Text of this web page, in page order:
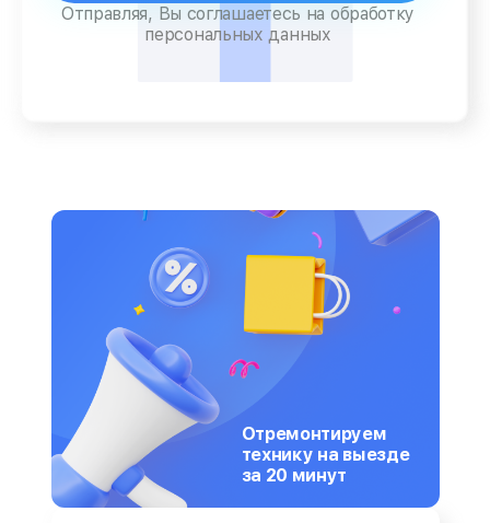
Отправляя, Вы соглашаетесь на обработку
персональных данных
Отремонтируем
технику на выезде
за 20 минут